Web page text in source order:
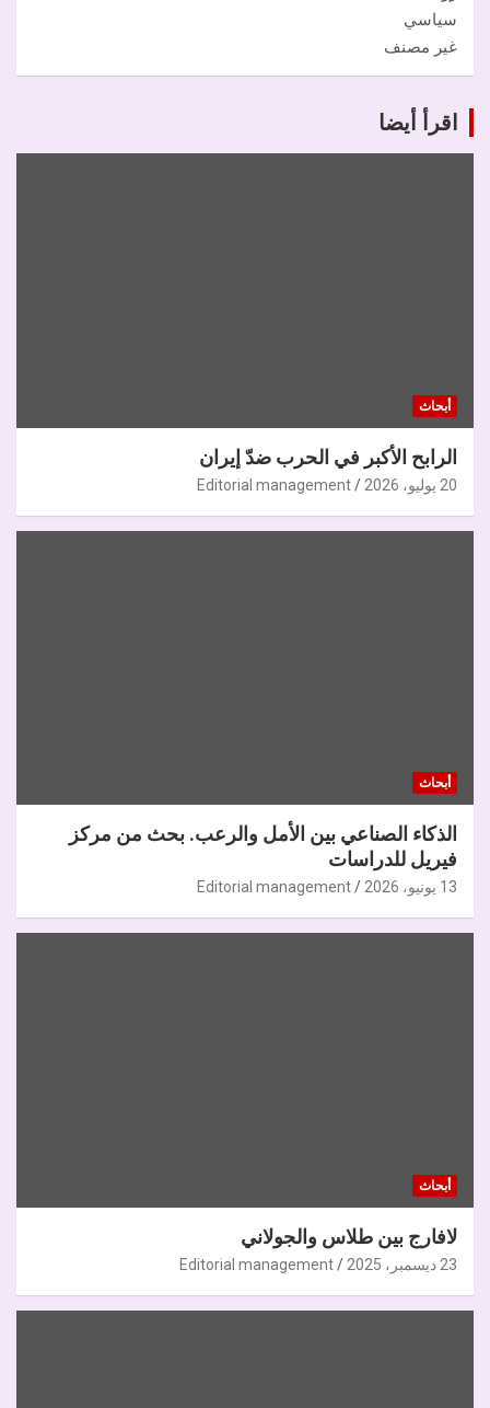
سياسي
غير مصنف
اقرأ أيضا
أبحاث
الرابح الأكبر في الحرب ضدّ إيران
20 يوليو، 2026 Editorial management
أبحاث
الذكاء الصناعي بين الأمل والرعب. بحث من مركز
فيريل للدراسات
13 يونيو، 2026 Editorial management
أبحاث
لافارج بين طلاس والجولاني
23 ديسمبر، 2025 Editorial management